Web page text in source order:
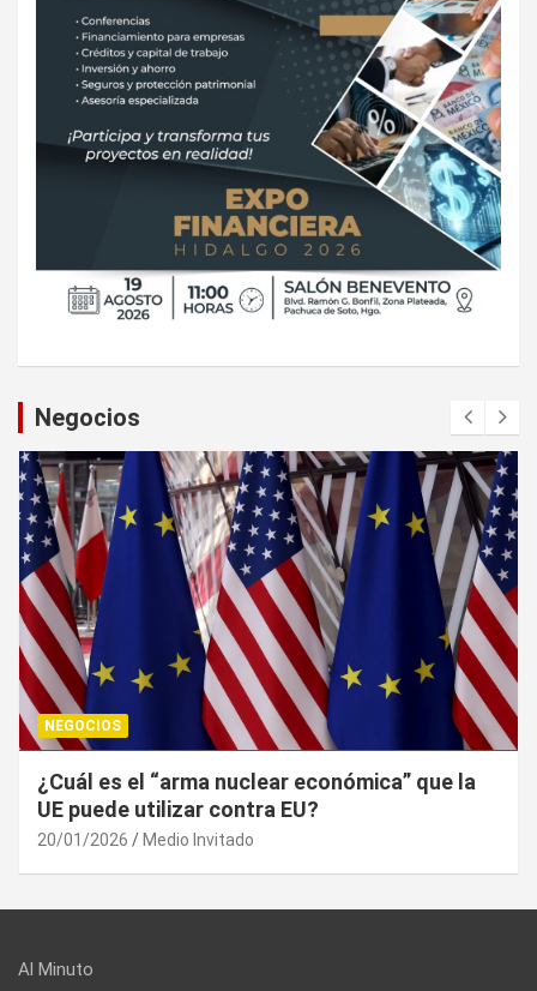
Negocios
NEGOCIOS
Trump, un año después: la economía resistió,
el bolsillo no
20/01/2026 Medio Invitado
Al Minuto